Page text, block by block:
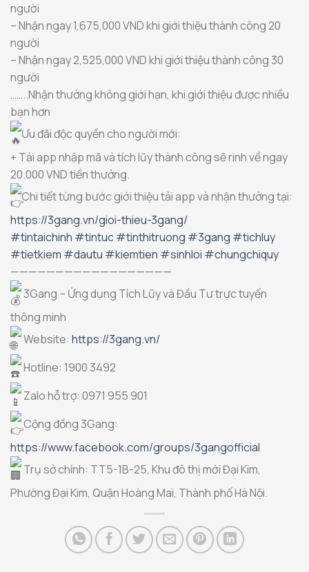
người
– Nhận ngay 1,675,000 VND khi giới thiệu thành công 20
người
– Nhận ngay 2,525,000 VND khi giới thiệu thành công 30
người
……..Nhận thưởng không giới hạn, khi giới thiệu được nhiều
bạn hơn
Ưu đãi độc quyền cho người mới:
+ Tải app nhập mã và tích lũy thành công sẽ rinh về ngay
20.000 VND tiền thưởng.
Chi tiết từng bước giới thiệu tải app và nhận thưởng tại:
https://3gang.vn/gioi-thieu-3gang/
#tintaichinh #tintuc#tinthitruong #3gang #tichluy
#tietkiem #dautu #kiemtien #sinhloi #chungchiquy
——————————————————
3Gang – Ứng dụng Tích Lũy và Đầu Tư trực tuyến
thông minh
Website: https://3gang.vn/
Hotline: 1900 3492
Zalo hỗ trợ: 0971 955 901
Cộng đồng 3Gang:
https://www.facebook.com/groups/3gangofficial
Trụ sở chính: TT5-1B-25, Khu đô thị mới Đại Kim,
Phường Đại Kim, Quận Hoàng Mai, Thành phố Hà Nội.